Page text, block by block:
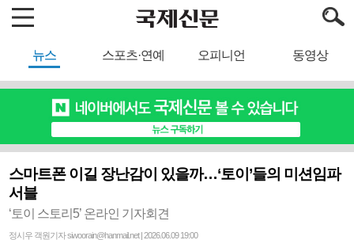
뉴스 스포츠·연예 오피니언 동영상
스마트폰 이길 장난감이 있을까…‘토이’들의 미션임파
서블
‘토이 스토리5’ 온라인 기자회견
정시우 객원기자 siwoorain@hanmail.net | 2026.06.09 19:00